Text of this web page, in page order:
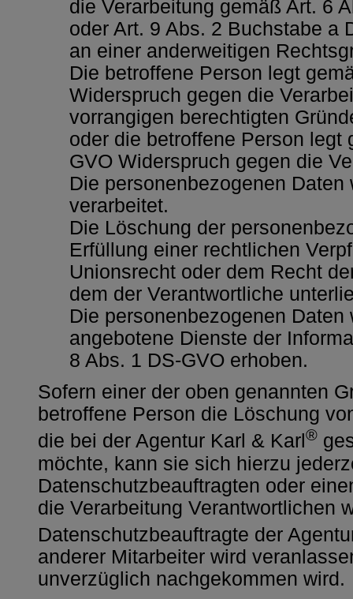
die Verarbeitung gemäß Art. 6
oder Art. 9 Abs. 2 Buchstabe a
an einer anderweitigen
Die betroffene Person legt
Widerspruch gegen die
vorrangigen berechtigten
oder die betroffene Person legt
GVO Widerspruch gegen die
Die personenbezogenen
verarbeitet.
Die Löschung der
Erfüllung einer rechtlichen
Unionsrecht oder dem Recht
dem der Verantwortliche
Die personenbezogenen
angebotene Dienste der
8 Abs. 1 DS-GVO erhoben.
Sofern einer der oben genannten
betroffene Person die Löschung
die bei der Agentur Karl & Karl ®
möchte, kann sie sich hierzu
Datenschutzbeauftragten oder
die Verarbeitung Verantwortlichen
Datenschutzbeauftragte der
anderer Mitarbeiter wird
unverzüglich nachgekommen wird.